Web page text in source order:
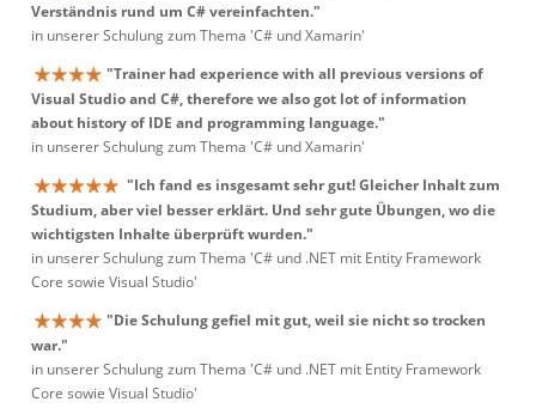
Verständnis rund um C# vereinfachten."
in unserer Schulung zum Thema 'C# und Xamarin'
"Trainer had experience with all previous versions of
Visual Studio and C#, therefore we also got lot of information
about history of IDE and programming language."
in unserer Schulung zum Thema 'C# und Xamarin'
"Ich fand es insgesamt sehr gut! Gleicher Inhalt zum
Studium, aber viel besser erklärt. Und sehr gute Übungen, wo die
wichtigsten Inhalte überprüft wurden."
in unserer Schulung zum Thema 'C# und .NET mit Entity Framework
Core sowie Visual Studio'
"Die Schulung gefiel mit gut, weil sie nicht so trocken
war."
in unserer Schulung zum Thema 'C# und .NET mit Entity Framework
Core sowie Visual Studio'